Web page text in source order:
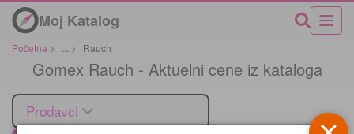
Moj Katalog
Početna > > Rauch
Gomex Rauch - Aktuelni cene iz kataloga
Prodavci